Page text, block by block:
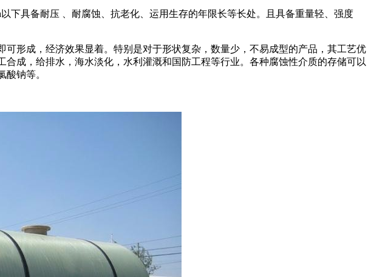
下具备耐压 、耐腐蚀、抗老化、运用生存的年限长等长处。且具备重量轻、强度
形成，经济效果显着。特别是对于形状复杂，数量少，不易成型的产品，其工艺优
成，给排水，海水淡化，水利灌溉和国防工程等行业。各种腐蚀性介质的存储可以
钠等。